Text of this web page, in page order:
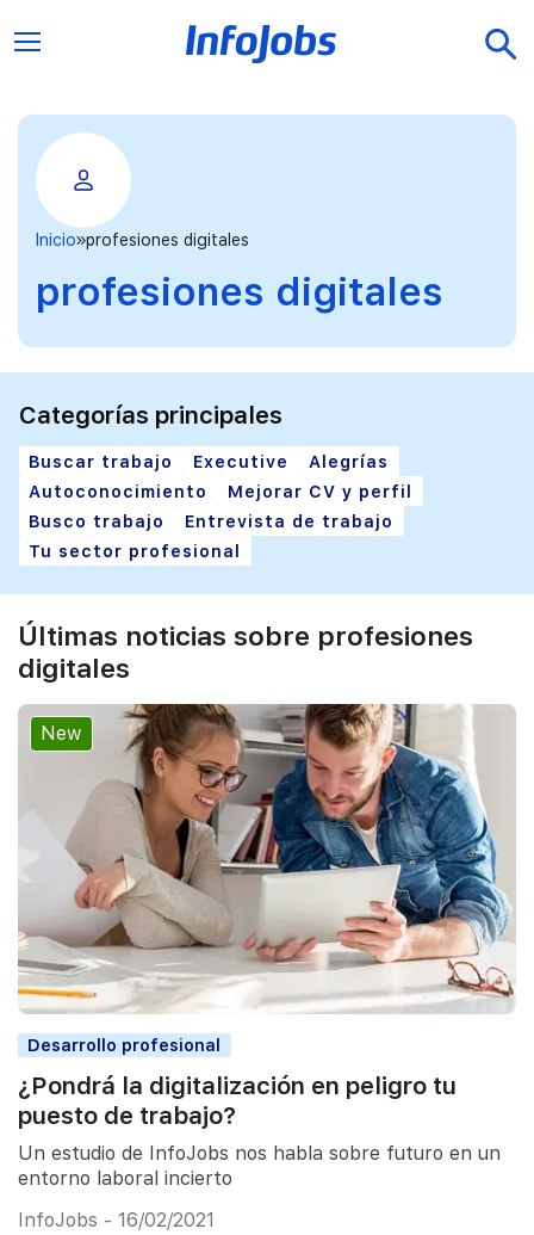
Inicio profesiones digitales
profesiones digitales
Categorías principales
Buscar trabajo Executive
Alegrías
Autoconocimiento
Mejorar CV y perfil
Busco trabajo
Entrevista de trabajo
Tu sector profesional
Últimas noticias sobre profesiones
digitales
New
Desarrollo profesional
¿Pondrá la digitalización en peligro tu
puesto de trabajo?
Un estudio de InfoJobs nos habla sobre futuro en un
entorno laboral incierto
InfoJobs - 16/02/2021